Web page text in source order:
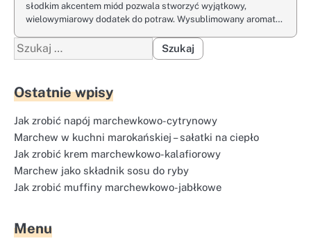
słodkim akcentem miód pozwala stworzyć wyjątkowy,
wielowymiarowy dodatek do potraw. Wysublimowany aromat…
Szukaj:
Ostatnie wpisy
Jak zrobić napój marchewkowo-cytrynowy
Marchew w kuchni marokańskiej – sałatki na ciepło
Jak zrobić krem marchewkowo-kalafiorowy
Marchew jako składnik sosu do ryby
Jak zrobić muffiny marchewkowo-jabłkowe
Menu